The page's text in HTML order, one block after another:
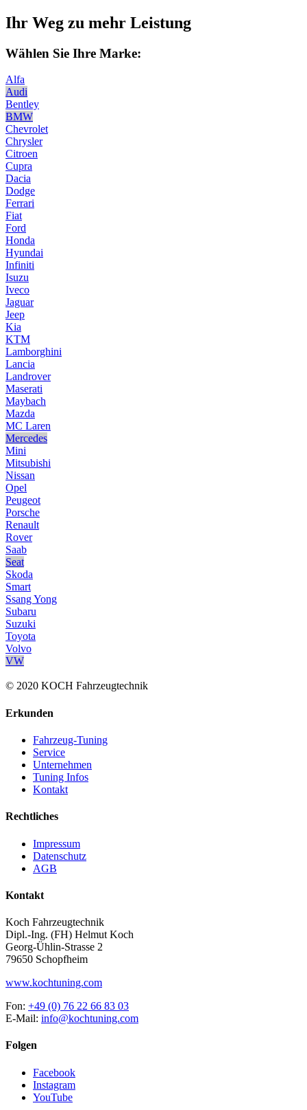
Ihr Weg zu mehr Leistung
Wählen Sie Ihre Marke:
Alfa
Audi
Bentley
BMW
Chevrolet
Chrysler
Citroen
Cupra
Dacia
Dodge
Ferrari
Fiat
Ford
Honda
Hyundai
Infiniti
Isuzu
Iveco
Jaguar
Jeep
Kia
KTM
Lamborghini
Lancia
Landrover
Maserati
Maybach
Mazda
MC Laren
Mercedes
Mini
Mitsubishi
Nissan
Opel
Peugeot
Porsche
Renault
Rover
Saab
Seat
Skoda
Smart
Ssang Yong
Subaru
Suzuki
Toyota
Volvo
VW
© 2020 KOCH Fahrzeugtechnik
Erkunden
Fahrzeug-Tuning
Service
Unternehmen
Tuning Infos
Kontakt
Rechtliches
Impressum
Datenschutz
AGB
Kontakt
Koch Fahrzeugtechnik
Dipl.-Ing. (FH) Helmut Koch
Georg-Ühlin-Strasse 2
79650 Schopfheim
www.kochtuning.com
Fon: +49 (0) 76 22 66 83 03
E-Mail: info@kochtuning.com
Folgen
Facebook
Instagram
YouTube